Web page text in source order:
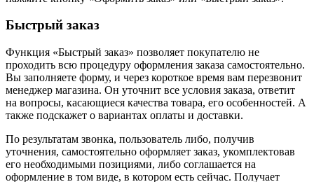
Быстрый заказ
Функция «Быстрый заказ» позволяет покупателю не
проходить всю процедуру оформления заказа самостоятельно.
Вы заполняете форму, и через короткое время вам перезвонит
менеджер магазина. Он уточнит все условия заказа, ответит
на вопросы, касающиеся качества товара, его особенностей. А
также подскажет о вариантах оплаты и доставки.
По результатам звонка, пользователь либо, получив
уточнения, самостоятельно оформляет заказ, укомплектовав
его необходимыми позициями, либо соглашается на
оформление в том виде, в котором есть сейчас. Получает